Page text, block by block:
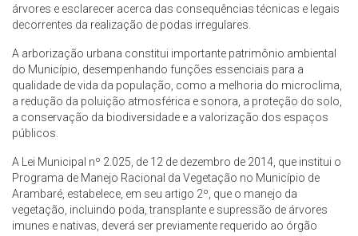
árvores e esclarecer acerca das consequências técnicas e legais
decorrentes da realização de podas irregulares.
A arborização urbana constitui importante patrimônio ambiental
do Município, desempenhando funções essenciais para a
qualidade de vida da população, como a melhoria do microclima,
a redução da poluição atmosférica e sonora, a proteção do solo,
a conservação da biodiversidade e a valorização dos espaços
públicos.
A Lei Municipal nº 2.025, de 12 de dezembro de 2014, que institui o
Programa de Manejo Racional da Vegetação no Município de
Arambaré, estabelece, em seu artigo 2º, que o manejo da
vegetação, incluindo poda, transplante e supressão de árvores
imunes e nativas, deverá ser previamente requerido ao órgão